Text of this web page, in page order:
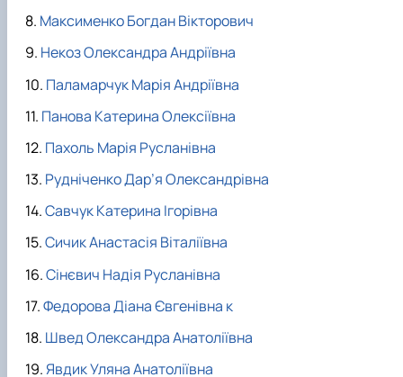
Максименко Богдан Вікторович
Некоз Олександра Андріївна
Паламарчук Марія Андріївна
Панова Катерина Олексіївна
Пахоль Марія Русланівна
Рудніченко Дар’я Олександрівна
Савчук Катерина Ігорівна
Сичик Анастасія Віталіївна
Сінєвич Надія Русланівна
Федорова Діана Євгенівна к
Швед Олександра Анатоліївна
Явдик Уляна Анатоліївна